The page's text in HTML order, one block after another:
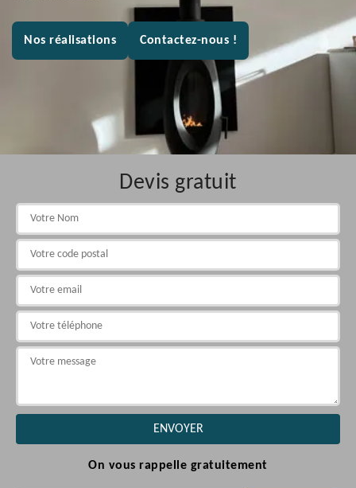
Nos réalisations Contactez-nous !
Devis gratuit
On vous rappelle gratuitement